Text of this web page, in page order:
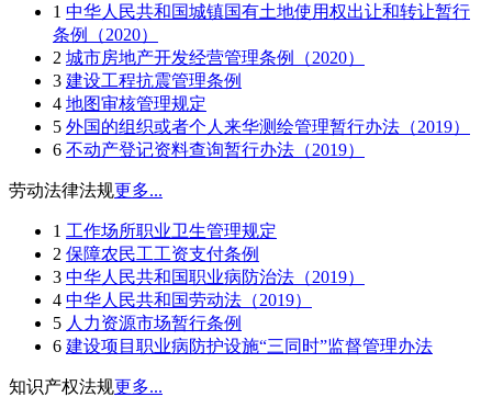
1 中华人民共和国城镇国有土地使用权出让和转让暂行
条例（2020）
2 城市房地产开发经营管理条例（2020）
3 建设工程抗震管理条例
4 地图审核管理规定
5 外国的组织或者个人来华测绘管理暂行办法（2019）
6 不动产登记资料查询暂行办法（2019）
劳动法律法规更多...
1 工作场所职业卫生管理规定
2 保障农民工工资支付条例
3 中华人民共和国职业病防治法（2019）
4 中华人民共和国劳动法（2019）
5 人力资源市场暂行条例
6 建设项目职业病防护设施“三同时”监督管理办法
知识产权法规更多...